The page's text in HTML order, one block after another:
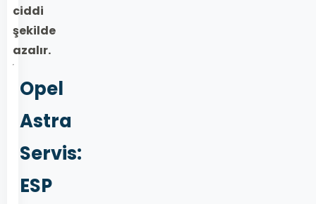
ciddi
şekilde
azalır.
Opel
Astra
Servis:
ESP